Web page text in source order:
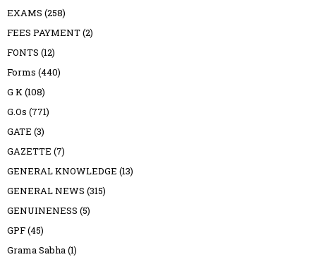
EXAMS (258)
FEES PAYMENT(2)
FONTS (12)
Forms (440)
G K(108)
G.Os (771)
GATE (3)
GAZETTE (7)
GENERAL KNOWLEDGE (13)
GENERAL NEWS (315)
GENUINENESS (5)
GPF(45)
Grama Sabha(1)